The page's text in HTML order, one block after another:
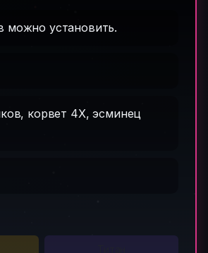
можно установить.
корвет 4X, эсминец